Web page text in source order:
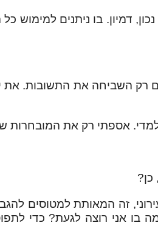
דמיון. בו ניתנים למימוש
רק השביחה את התשובות.
למדי. אספתי רק את
כן?
זה המאותת למטוסים
בו אני רוצה לגעת? כדי